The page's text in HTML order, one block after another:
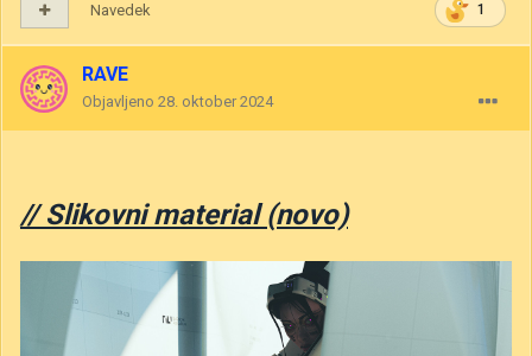
1
Navedek
RAVE
Objavljeno 28. oktober 2024
// Slikovni material (novo)